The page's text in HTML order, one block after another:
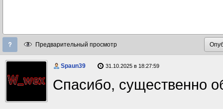
Предварительный просмотр
Spaun39 31.10.2025 в 18:27:59
Спасибо, существенно